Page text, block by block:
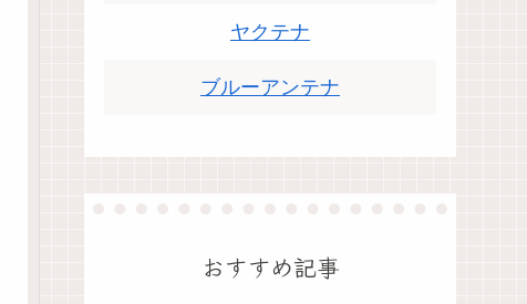
ヤクテナ
ブルーアンテナ
おすすめ記事